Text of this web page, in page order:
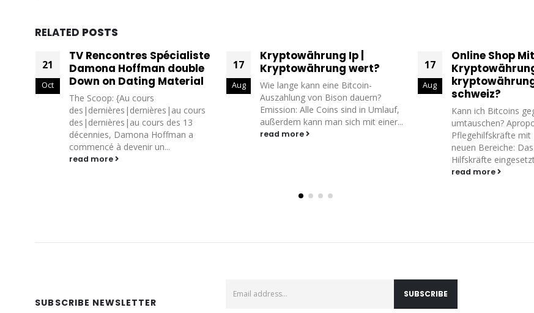
RELATED POSTS
17
Aug
Kryptowährung Ip |
Kryptowährung wert?
Wie lange kann eine Bitcoin-
Auszahlung von Bison dauern?
Emission: Alle Coins sind in Umlauf,
außerdem kann man sich mit einer...
read more
17
Aug
Online Shop Mit
Kryptowährung – Wo
kryptowährungen kaufen
schweiz?
Kann ich Bitcoins gegen Bargeld
umtauschen? Apropos
Pflegehilfskräfte mit Blick auf die
17
Aug
Nächste
Boom –
wovon
Bitcoin: Anfänger-
Trading. Wichtige
für das Network
einsammelt und an
read more
SUBSCRIBE NEWSLETTER